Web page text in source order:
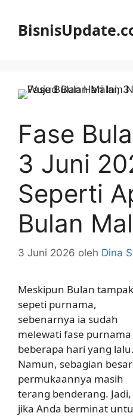
Fase
3 Juni
Seperti
Bulan
3 Juni 2026 oleh Dina
Meskipun Bulan tampak
sepeti purnama,
sebenarnya ia sudah
melewati fase purnama
beberapa hari yang lalu.
Namun, sebagian besar
permukaannya masih
terang benderang. Jadi,
jika Anda berminat